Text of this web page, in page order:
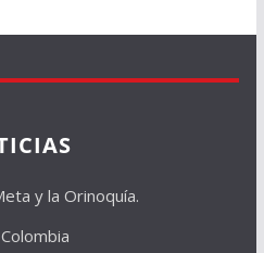
y la Orinoquía.